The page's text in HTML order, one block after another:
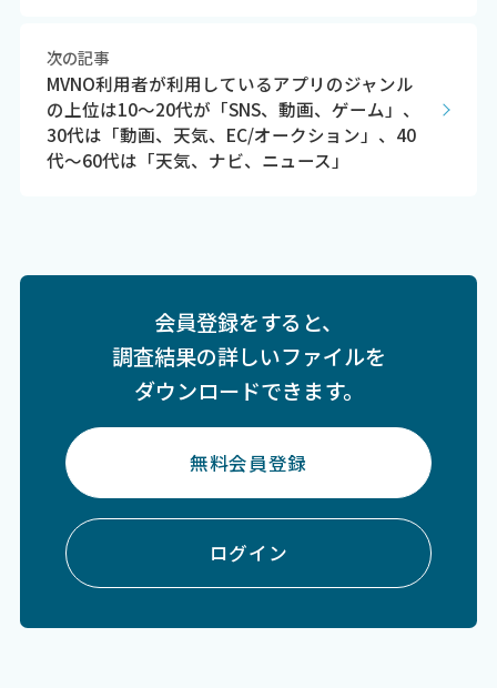
次の記事
MVNO利用者が利用しているアプリのジャンル
の上位は10～20代が「SNS、動画、ゲーム」、
30代は「動画、天気、EC/オークション」、40
代～60代は「天気、ナビ、ニュース」
会員登録をすると、
調査結果の詳しいファイルを
ダウンロードできます。
無料会員登録
ログイン